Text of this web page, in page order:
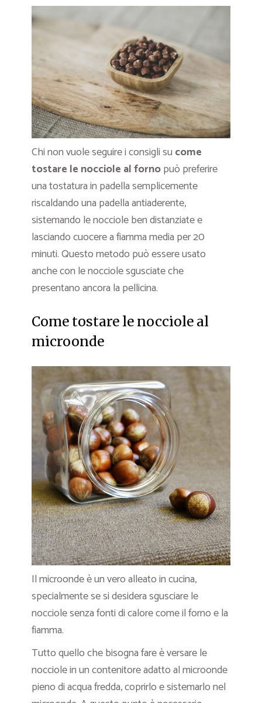
Chi non vuole seguire i consigli su come
tostare le nocciole al fornopuò preferire
una tostatura in padella semplicemente
riscaldando una padella antiaderente,
sistemando le nocciole ben distanziate e
lasciando cuocere a fiamma media per 20
minuti. Questo metodo può essere usato
anche con le nocciole sgusciate che
presentano ancora la pellicina.
Come tostare le nocciole al
microonde
Il microonde è un vero alleato in cucina,
specialmente se si desidera sgusciare le
nocciole senza fonti di calore come il forno e la
fiamma.
Tutto quello che bisogna fare è versare le
nocciole in un contenitore adatto al microonde
pieno di acqua fredda, coprirlo e sistemarlo nel